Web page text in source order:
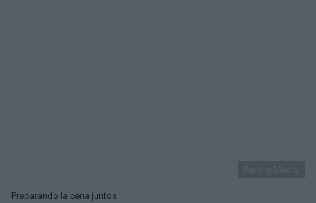
Preparando la cena juntos